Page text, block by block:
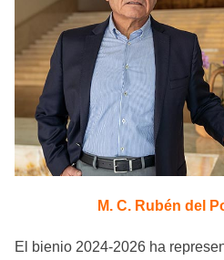
M. C. Rubén del
El bienio 2024-2026 ha